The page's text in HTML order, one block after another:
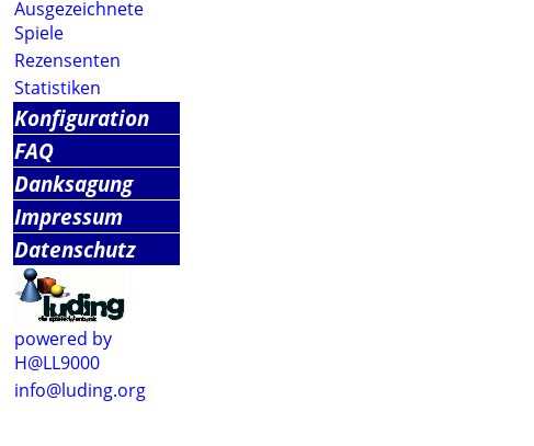
Ausgezeichnete
Spiele
Rezensenten
Statistiken
Konfiguration
FAQ
Danksagung
Impressum
Datenschutz
powered by
H@LL9000
info@luding.org